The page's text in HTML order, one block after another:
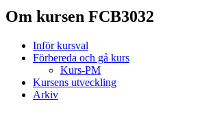
Om kursen FCB3032
Inför kursval
Förbereda och gå kurs
Kurs-PM
Kursens utveckling
Arkiv